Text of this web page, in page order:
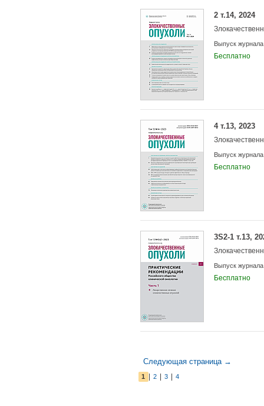
2 т.14, 2024
Выпуск журнала
Бесплатно
4 т.13, 2023
Выпуск журнала
Бесплатно
3S2-1 т.13,
Выпуск журнала
Бесплатно
Следующая страница →
1 2 3 4